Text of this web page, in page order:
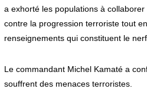
a exhorté les populations à
contre la progression terroriste tout
renseignements qui constituent le
Le commandant Michel Kamaté a
souffrent des menaces terroristes.